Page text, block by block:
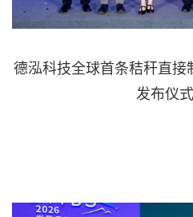
德泓科技全球首条秸秆直
发布仪